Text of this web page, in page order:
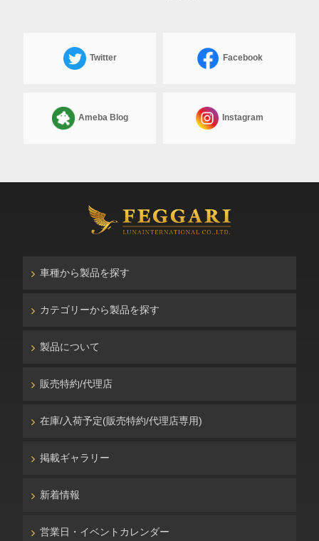
Twitter Facebook
Ameba Blog Instagram
車種から製品を探す
カテゴリーから製品を探す
製品について
販売特約/代理店
在庫/入荷予定(販売特約/代理店専用)
掲載ギャラリー
新着情報
営業日・イベントカレンダー